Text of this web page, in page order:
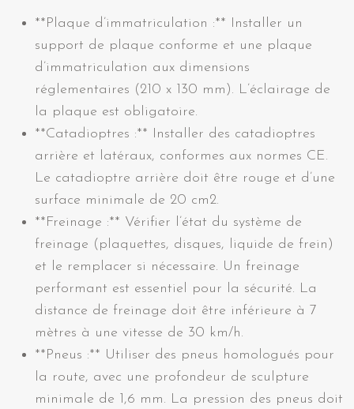
**Plaque d’immatriculation :** Installer un
support de plaque conforme et une plaque
d’immatriculation aux dimensions
réglementaires (210 x 130 mm). L’éclairage de
la plaque est obligatoire.
**Catadioptres :** Installer des catadioptres
arrière et latéraux, conformes aux normes CE.
Le catadioptre arrière doit être rouge et d’une
surface minimale de 20 cm2.
**Freinage :** Vérifier l’état du système de
freinage (plaquettes, disques, liquide de frein)
et le remplacer si nécessaire. Un freinage
performant est essentiel pour la sécurité. La
distance de freinage doit être inférieure à 7
mètres à une vitesse de 30 km/h.
**Pneus :** Utiliser des pneus homologués pour
la route, avec une profondeur de sculpture
minimale de 1,6 mm. La pression des pneus doit